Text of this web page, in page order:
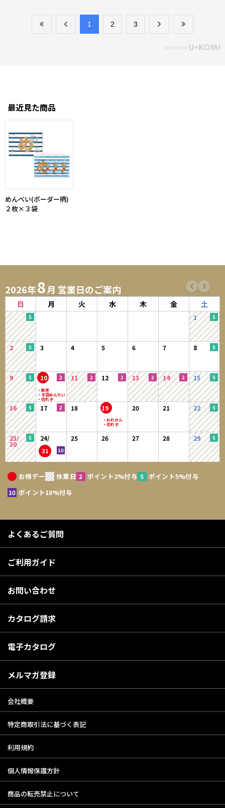
​1 ​2 ​3
最近見た商品
めんべい(ボーダー柄)
２枚×３袋
2026年8月 営業日のご案内
日 月 火 水 木 金 土
1
2 3 4 5 6 7 8
9 10 11 12 13 14 15
16 17 18 19 20 21 22
23/
30
24/
31
25 26 27 28 29
お得デー 休業日 ポイント2%付与
ポイント5%付与
ポイント10%付与
よくあるご質問
ご利用ガイド
お問い合わせ
カタログ請求
電子カタログ
メルマガ登録
会社概要
特定商取引法に基づく表記
利用規約
個人情報保護方針
商品の転売禁止について